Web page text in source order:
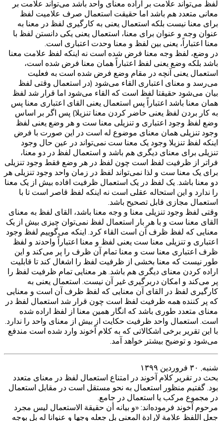
لفظ می‌تواند علامت بر اراده معنای واحد باشد می‌تواند علامت بر
معانی متعدد هم باشد اما حقیقت استعمال صرف علامیت لفظ
برای معنا نیست بلکه استعمال یعنی به کارگیری لفظ در معنا به
عنوان وجه و عنوان برای معنا، استعمال یعنی یکی دانستن لفظ با
معنا اعتباراً، یعنی بین لفظ و معنا وحدت اعتباری است.
در وضع، لفظ وجه معنا فرض شده است نه اینکه لفظ علامت معنا
باشد بلکه وضع یعنی لفظ اعتباراً همان معنا فرض شده است،
استعمال یعنی آنچه در مقام وضع فرض شده است به فعلیت
می‌رسد و معنای اعتباری القاء می‌شود (در استعمال وقتی لفظ
بیان می‌شود حقیقتا لفظ است که القاء می‌شود اما قرار شد لفظ
همان معنا باشد اعتباراً پس استعمال یعنی القای اعتباری معنا پس
به کار بردن لفظ یعنی حاضر کردن معنا تنزیلا) پس اگر بر اساس
وضع لفظ وجود اعتباری و تنزیلی معنا ست و هر وضع یعنی لفظ
وجود تنزیلی همان معنای موضوع له است در این صورت با فرض
اینکه لفظ تنزیلا وجود یک معنا ست نمی‌تواند در عین حال وجود
تنزیلی برای معنای دیگری هم باشد و استعمال لفظ در دو معنا،
فراتر از ظرفیت لفظ است چون لفظ در هر وضع فقط وجود تنزیلی
برای یک معنا ست و لذا نمی‌تواند لفظ در زمان واحد وجود تنزیلی هر
دو معنا باشد. یک لفظ در یک استعمال ظرفیت افاده بیش از یک معنا
را ندارد و این استحاله عقلی است نه اینکه لفظ قاصر است تا با
استعمال مجازی قابل تصحیح باشد.
وقتی لفظ وجود تنزیلی معنا و وجه معنا باشد، القای لفظ به معنای
القای معنا ست و با هر بار استعمال لفظ نمی‌توان چیزی بیش از یک
معنایی که لفظ ظرف آن است القاء کرد. اینکه می‌گوییم لفظ وجود
اعتباری و تنزیلی معنا ست یعنی لفظ و معنا اعتباراً واحدند و لفظ
ظرف اعتباری معنا ست و معنا تمام آن ظرف را پر می‌کند و این
طور نیست که معنا بخشی از ظرفیت لفظ را اشغال کند تا قابلیت
اراده کردن معنای دیگری هم باشد. هر معنایی تمام ظرفیت لفظ را
پر می‌کند و امکان دربرگیری غیر آن نیست. استعمال یعنی به
کارگیری لفظ در القای آن معنایی که لفظ ظرف آن است و معنایی
که پر کننده همه ظرفیت لفظ است چون قرار شد استعمال لفظ در
معنای متعدد طوری باشد که انگار همین معنا از لفظ اراده شده
است. استعمال واحد ظرفیت حکایت از بیش از معنای واحد را ندارد.
با این تقریر برخی اشکالاتی که به کلام آخوند وارد شده است مندفع
می‌شود و توضیح بیشتر خواهد آمد.
شنبه, ۳۰ فروردین ۱۳۹۹
بحث در تقریر کلام آخوند در امتناع استعمال لفظ در معنای متعدد
بود. گفتیم منظور استعمال به نحو مستقل است در مقابل استعمال
در مجموع مرکب یا استعمال در جامع.
مرحوم آخوند فرموده‌اند: «و بيانه أن حقيقة الاستعمال ليس مجرد
جعل اللفظ علامة لإرادة المعنى بل جعله وجها و عنوانا له بل بوجه